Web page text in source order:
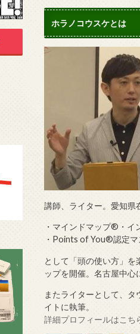
ホラノコウスケとは
講師、ライター。愛知県
・マインドマップ®・イ
・Points of You®認定マ
として「頭の使い方」を
ップを開催。名古屋中心
またライターとして、
イトに執筆。
詳細プロフィールはこち